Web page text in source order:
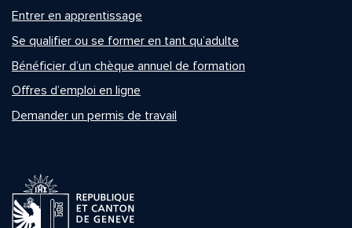
Entrer en apprentissage
Se qualifier ou se former en tant qu’adulte
Bénéficier d’un chèque annuel de formation
Offres d’emploi en ligne
Demander un permis de travail